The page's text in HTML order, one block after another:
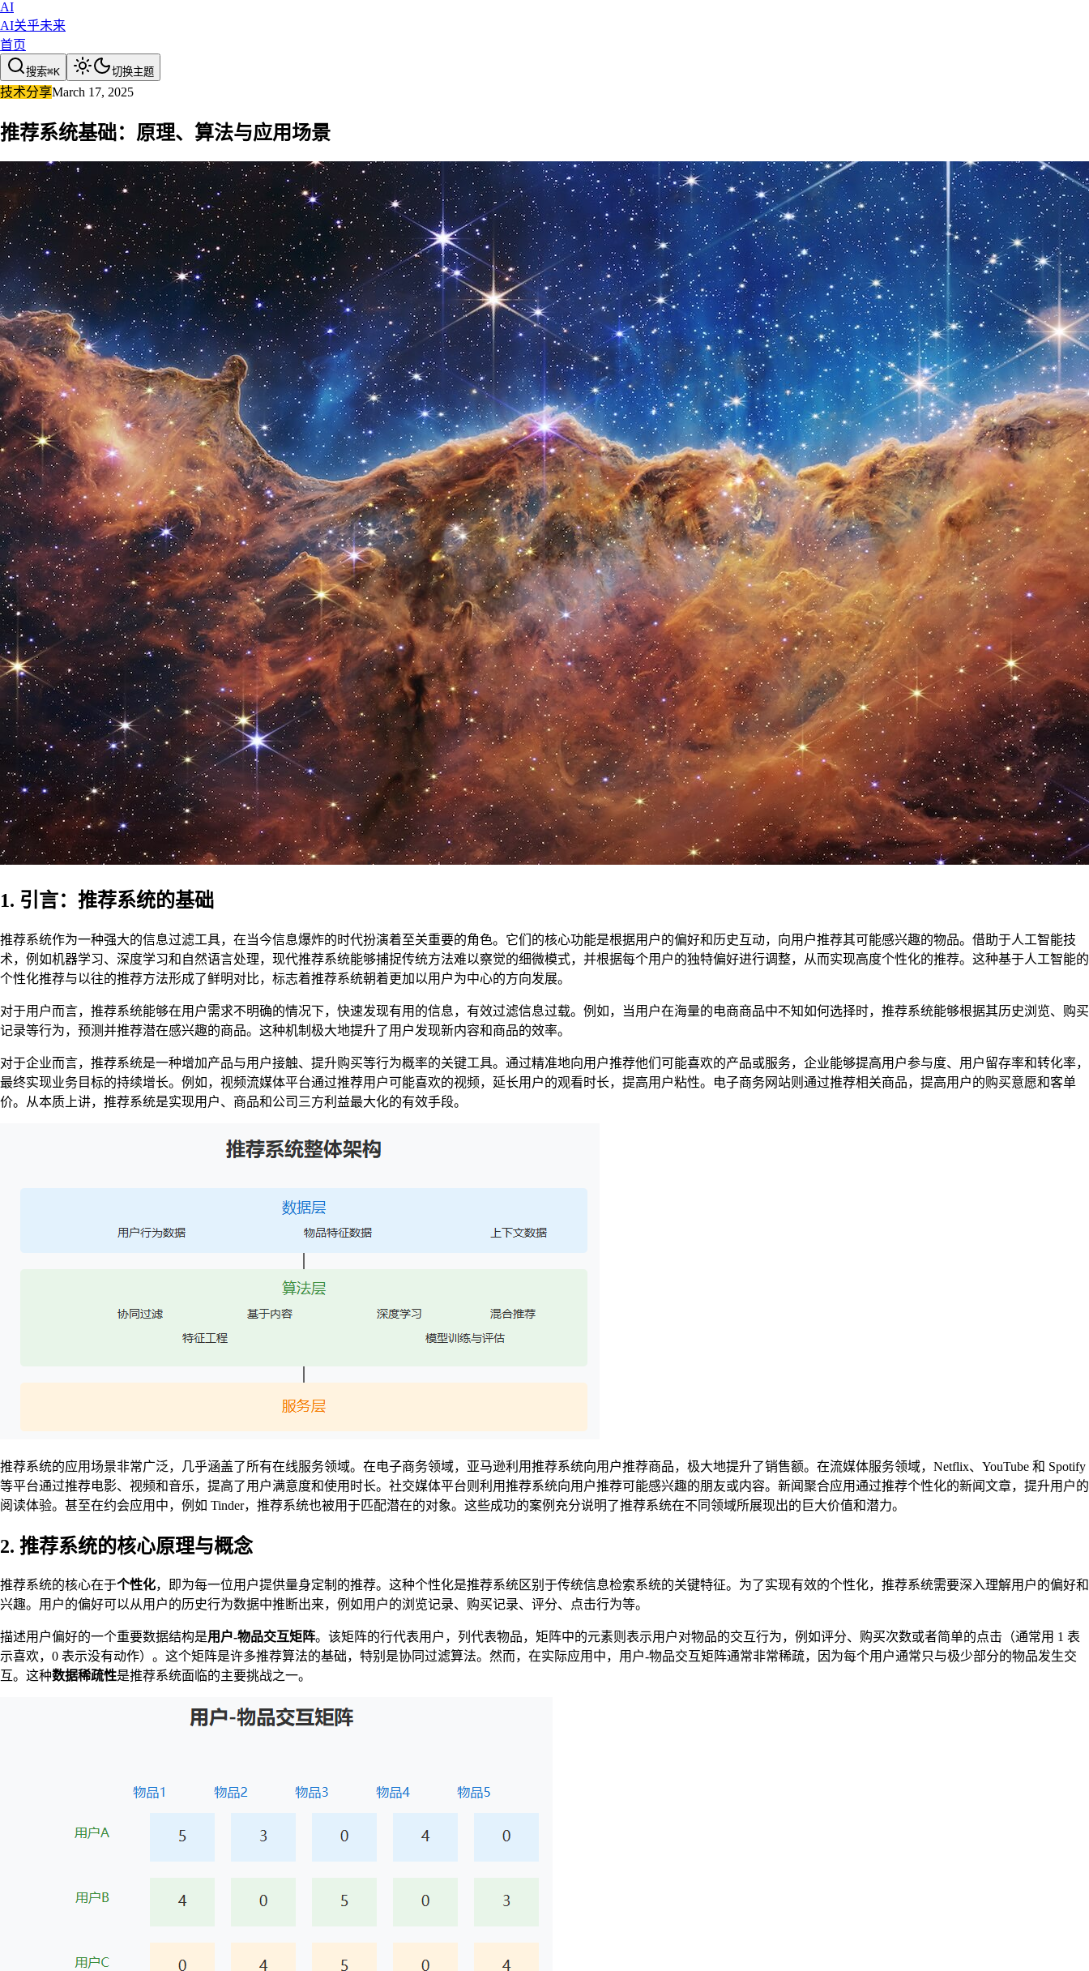
AI
AI关乎未来
首页
搜索⌘K 切换主题
技术分享March 17, 2025
推荐系统基础：原理、算法与应用场景
1. 引言：推荐系统的基础
推荐系统作为一种强大的信息过滤工具，在当今信息爆炸的时代扮演着至关重要的角色。它们的核心功能是根据用户的偏好和历史互动，向用户推荐其可能感兴趣的物品。借助于人工智能技
术，例如机器学习、深度学习和自然语言处理，现代推荐系统能够捕捉传统方法难以察觉的细微模式，并根据每个用户的独特偏好进行调整，从而实现高度个性化的推荐。这种基于人工智能的
个性化推荐与以往的推荐方法形成了鲜明对比，标志着推荐系统朝着更加以用户为中心的方向发展。
对于用户而言，推荐系统能够在用户需求不明确的情况下，快速发现有用的信息，有效过滤信息过载。例如，当用户在海量的电商商品中不知如何选择时，推荐系统能够根据其历史浏览、购买
记录等行为，预测并推荐潜在感兴趣的商品。这种机制极大地提升了用户发现新内容和商品的效率。
对于企业而言，推荐系统是一种增加产品与用户接触、提升购买等行为概率的关键工具。通过精准地向用户推荐他们可能喜欢的产品或服务，企业能够提高用户参与度、用户留存率和转化率，
最终实现业务目标的持续增长。例如，视频流媒体平台通过推荐用户可能喜欢的视频，延长用户的观看时长，提高用户粘性。电子商务网站则通过推荐相关商品，提高用户的购买意愿和客单
价。从本质上讲，推荐系统是实现用户、商品和公司三方利益最大化的有效手段。
推荐系统的应用场景非常广泛，几乎涵盖了所有在线服务领域。在电子商务领域，亚马逊利用推荐系统向用户推荐商品，极大地提升了销售额。在流媒体服务领域，Netflix、YouTube 和 Spotify
等平台通过推荐电影、视频和音乐，提高了用户满意度和使用时长。社交媒体平台则利用推荐系统向用户推荐可能感兴趣的朋友或内容。新闻聚合应用通过推荐个性化的新闻文章，提升用户的
阅读体验。甚至在约会应用中，例如 Tinder，推荐系统也被用于匹配潜在的对象。这些成功的案例充分说明了推荐系统在不同领域所展现出的巨大价值和潜力。
2. 推荐系统的核心原理与概念
推荐系统的核心在于个性化，即为每一位用户提供量身定制的推荐。这种个性化是推荐系统区别于传统信息检索系统的关键特征。为了实现有效的个性化，推荐系统需要深入理解用户的偏好和
兴趣。用户的偏好可以从用户的历史行为数据中推断出来，例如用户的浏览记录、购买记录、评分、点击行为等。
描述用户偏好的一个重要数据结构是用户-物品交互矩阵。该矩阵的行代表用户，列代表物品，矩阵中的元素则表示用户对物品的交互行为，例如评分、购买次数或者简单的点击（通常用 1 表
示喜欢，0 表示没有动作）。这个矩阵是许多推荐算法的基础，特别是协同过滤算法。然而，在实际应用中，用户-物品交互矩阵通常非常稀疏，因为每个用户通常只与极少部分的物品发生交
互。这种数据稀疏性是推荐系统面临的主要挑战之一。